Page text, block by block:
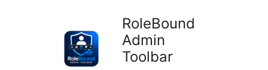
RoleBound
Admin
Toolbar